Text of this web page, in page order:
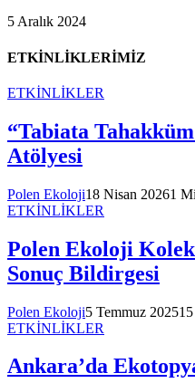
5 Aralık 2024
ETKİNLİKLERİMİZ
ETKİNLİKLER
“Tabiata
Atölyesi
Polen Ekoloji18 Nisan 20261
ETKİNLİKLER
Polen Ekoloji
Sonuç Bildirgesi
Polen Ekoloji5 Temmuz 2025
ETKİNLİKLER
Ankara’da